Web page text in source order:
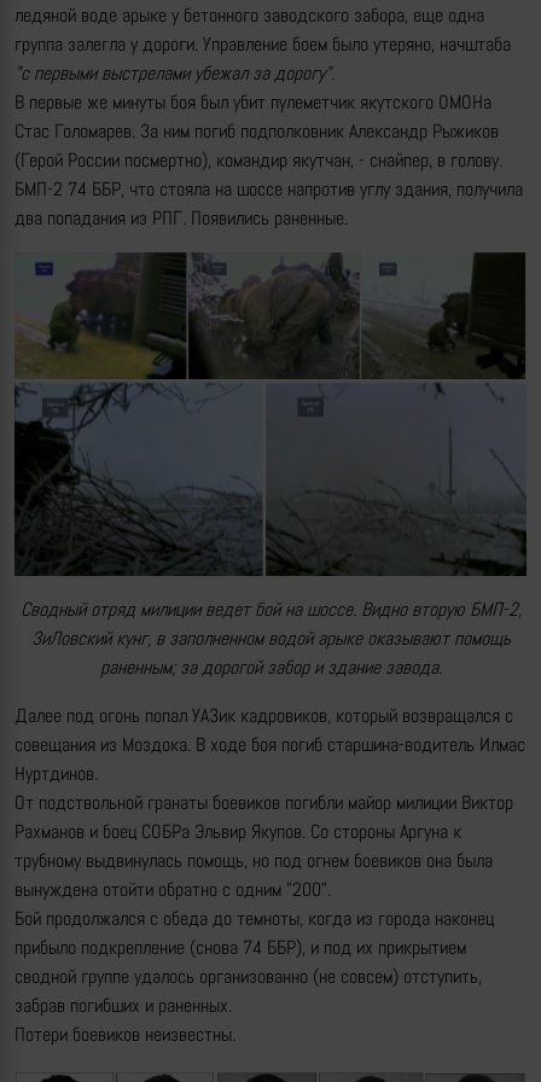
ледяной воде арыке у бетонного заводского забора, еще одна
группа залегла у дороги. Управление боем было утеряно, начштаба
"с первыми выстрелами убежал за дорогу".
В первые же минуты боя был убит пулеметчик якутского ОМОНа
Стас Голомарев. За ним погиб подполковник Александр Рыжиков
(Герой России посмертно), командир якутчан, - снайпер, в голову.
БМП-2 74 ББР, что стояла на шоссе напротив углу здания, получила
два попадания из РПГ. Появились раненные.
Сводный отряд милиции ведет бой на шоссе. Видно вторую БМП-2,
ЗиЛовский кунг, в заполненном водой арыке оказывают помощь
раненным; за дорогой забор и здание завода.
Далее под огонь попал УАЗик кадровиков, который возвращался с
совещания из Моздока. В ходе боя погиб старшина-водитель Илмас
Нуртдинов.
От подствольной гранаты боевиков погибли майор милиции Виктор
Рахманов и боец СОБРа Эльвир Якупов. Со стороны Аргуна к
трубному выдвинулась помощь, но под огнем боевиков она была
вынуждена отойти обратно с одним "200".
Бой продолжался с обеда до темноты, когда из города наконец
прибыло подкрепление (снова 74 ББР), и под их прикрытием
сводной группе удалось организованно (не совсем) отступить,
забрав погибших и раненных.
Потери боевиков неизвестны.